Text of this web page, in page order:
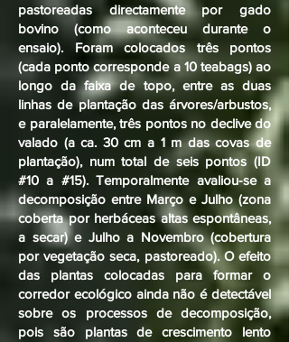
pastoreadas directamente por gado
bovino (como aconteceu durante o
ensaio). Foram colocados três pontos
(cada ponto corresponde a 10 teabags) ao
longo da faixa de topo, entre as duas
linhas de plantação das árvores/arbustos,
e paralelamente, três pontos no declive do
valado (a ca. 30 cm a 1 m das covas de
plantação), num total de seis pontos (ID
#10 a #15). Temporalmente avaliou-se a
decomposição entre Março e Julho (zona
coberta por herbáceas altas espontâneas,
a secar) e Julho a Novembro (cobertura
por vegetação seca, pastoreado). O efeito
das plantas colocadas para formar o
corredor ecológico ainda não é detectável
sobre os processos de decomposição,
pois são plantas de crescimento lento